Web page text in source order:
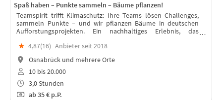
Spaß haben – Punkte sammeln – Bäume pflanzen!
Teamspirit trifft Klimaschutz: Ihre Teams lösen Challenges,
sammeln Punkte – und wir pflanzen Bäume in deutschen
Aufforstungsprojekten. Ein nachhaltiges Erlebnis, das
Mitarbeiterbindung.
★ 4,87(16) Anbieter seit 2018
Osnabrück und mehrere Orte
10 bis 20.000
3,0 Stunden
ab35 € p.P.